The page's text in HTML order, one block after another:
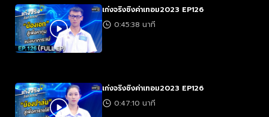
เก่งจริงชิงค่าเทอม2023 EP126
0:45:38 นาที
เก่งจริงชิงค่าเทอม2023 EP126
0:47:10 นาที